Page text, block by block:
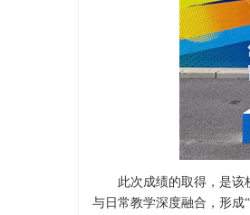
此次成绩的取得，是该校
与日常教学深度融合，形成